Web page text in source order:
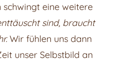
schwingt eine weitere
sind, braucht
Wir fühlen uns dann
unser Selbstbild an